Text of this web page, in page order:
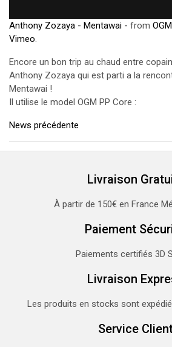
Anthony Zozaya - Mentawai - from
Vimeo.
Encore un bon trip au chaud entre
Anthony Zozaya qui est parti a la
Mentawai !
Il utilise le model OGM PP Core :
News précédente
Livraison
À partir de 150€ en France
Paiement
Paiements certifiés 3D
Livraison
Les produits en stocks sont
Service